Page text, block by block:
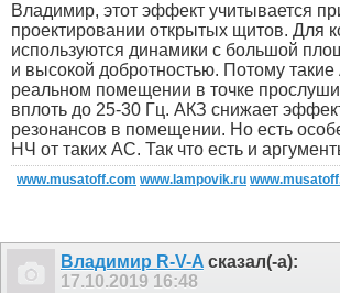
Владимир, этот эффект учитывается
проектировании открытых щитов. Для
используются динамики с большой
и высокой добротностью. Потому
реальном помещении в точке
вплоть до 25-30 Гц. АКЗ снижает
резонансов в помещении. Но есть
НЧ от таких АС. Так что есть и
www.musatoff.com www.lampovik.ru
Владимир R-V-A сказал(-а):
17.10.2019 16:48